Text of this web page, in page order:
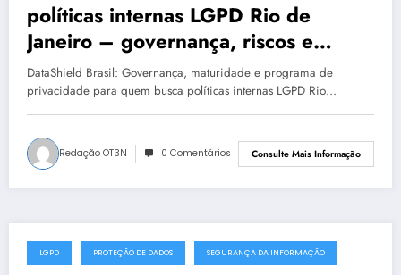
políticas internas LGPD Rio de
Janeiro – governança, riscos e
conformidade
DataShield Brasil: Governança, maturidade e programa de
privacidade para quem busca políticas internas LGPD Rio…
Redação OT3N 0 Comentários Consulte Mais Informação
julho 19, 2025
LGPD PROTEÇÃO DE DADOS SEGURANÇA DA INFORMAÇÃO